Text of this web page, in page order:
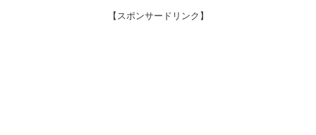
【スポンサードリンク】